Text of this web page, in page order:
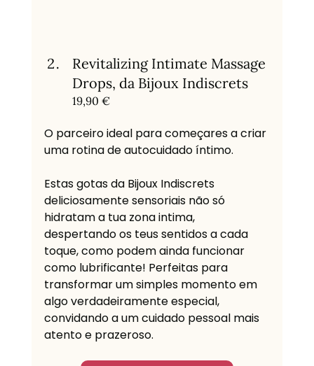
Revitalizing Intimate Massage
Drops, da Bijoux Indiscrets
19,90 €
O parceiro ideal para começares a criar
uma rotina de autocuidado íntimo.
Estas gotas da Bijoux Indiscrets
deliciosamente sensoriais não só
hidratam a tua zona intima,
despertando os teus sentidos a cada
toque, como podem ainda funcionar
como lubrificante! Perfeitas para
transformar um simples momento em
algo verdadeiramente especial,
convidando a um cuidado pessoal mais
atento e prazeroso.